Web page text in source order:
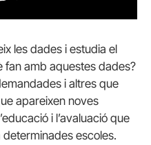
les dades i estudia el
fan amb aquestes dades?
i altres que
apareixen noves
i l’avaluació que
escoles.